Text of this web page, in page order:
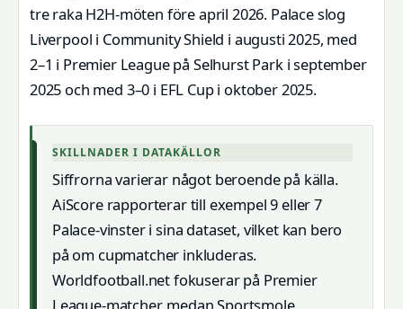
tre raka H2H-möten före april 2026. Palace slog
Liverpool i Community Shield i augusti 2025, med
2–1 i Premier League på Selhurst Park i september
2025 och med 3–0 i EFL Cup i oktober 2025.
SKILLNADER I DATAKÄLLOR
Siffrorna varierar något beroende på källa.
AiScore rapporterar till exempel 9 eller 7
Palace-vinster i sina dataset, vilket kan bero
på om cupmatcher inkluderas.
Worldfootball.net fokuserar på Premier